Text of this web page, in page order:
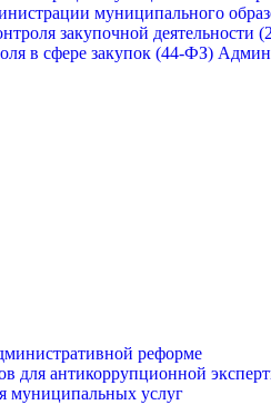
муниципального
закупочной
в сфере закупок (44-ФЗ)
реформе
для антикоррупционной
муниципальных услуг